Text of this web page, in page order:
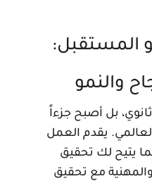
والنمو
بل أصبح جزءاً
يقدم العمل
لك تحقيق
مع تحقيق